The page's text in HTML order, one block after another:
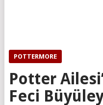
POTTERMORE
Potter
Feci